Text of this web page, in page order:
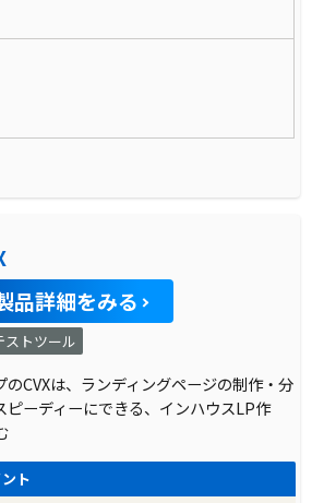
品詳細をみる
ストツール
CVXは、ランディングページの制作・分
ピーディーにできる、インハウスLP作
ト